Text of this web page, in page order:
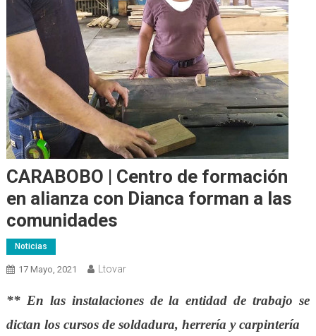
CARABOBO | Centro de formación
en alianza con Dianca forman a las
comunidades
Noticias
17 Mayo, 2021 Ltovar
** En las instalaciones de laentidad de trabajo se
dictan los cursos de soldadura, herrería y carpintería